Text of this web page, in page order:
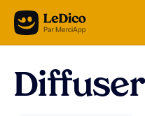
Aller au contenu
Diffuser